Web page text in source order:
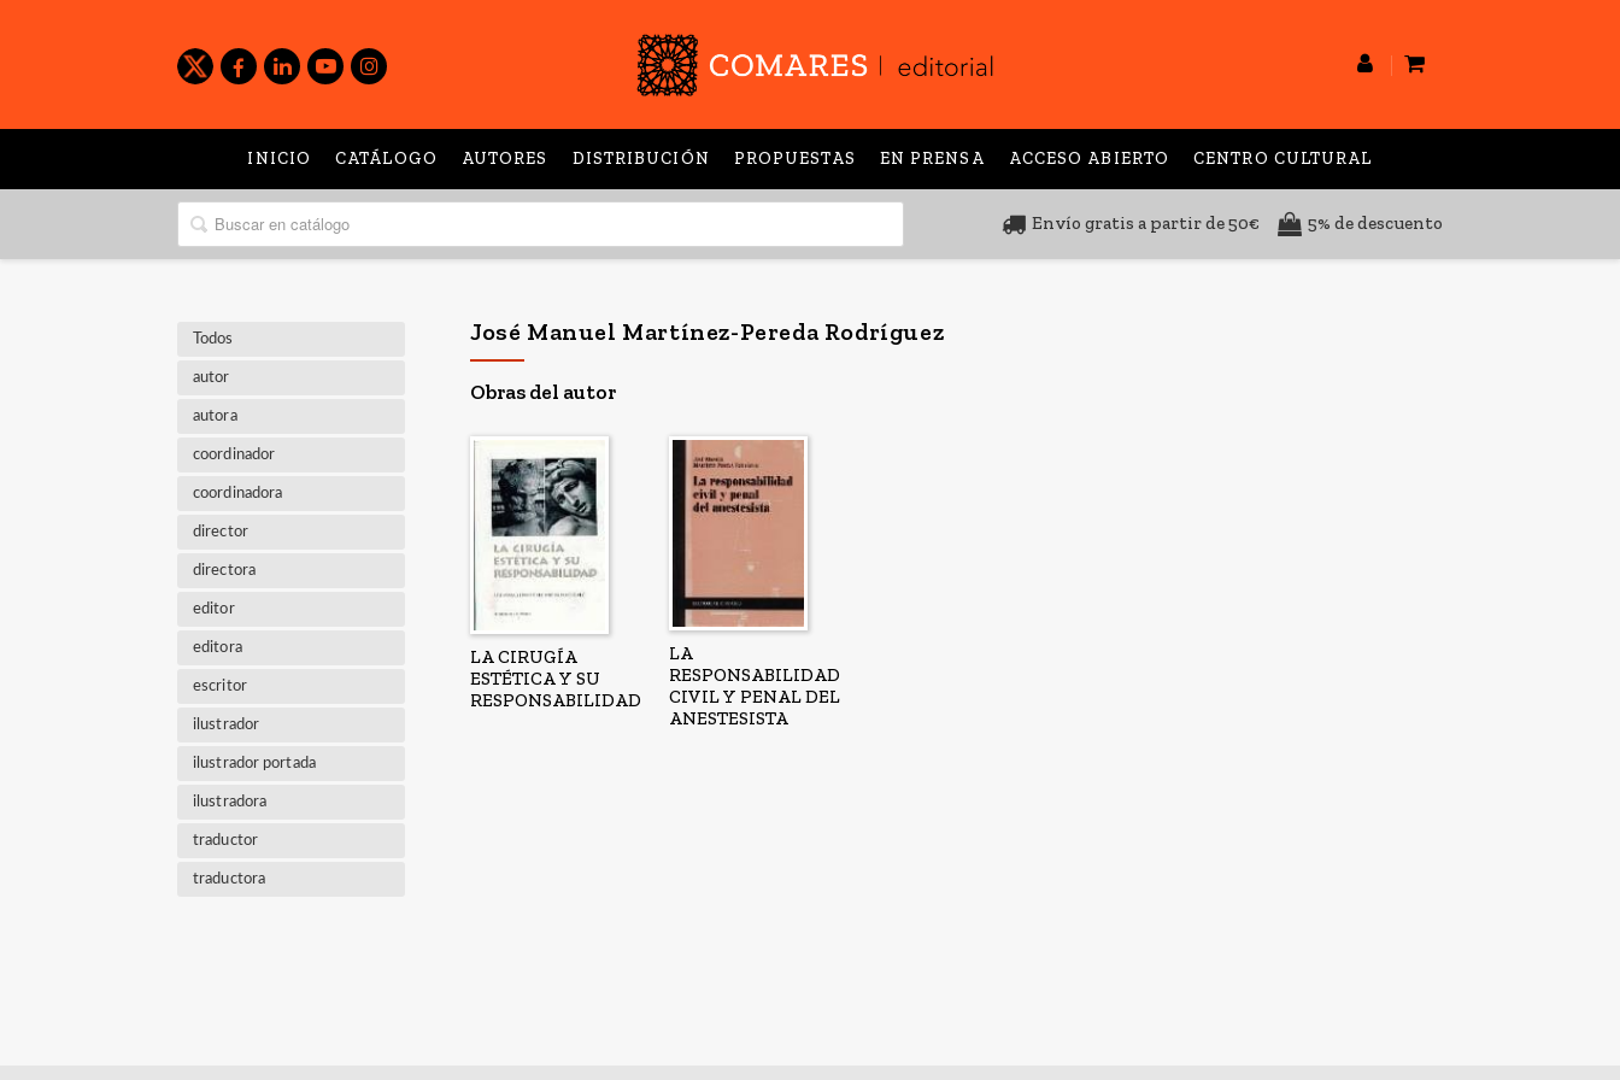
INICIO CATÁLOGO AUTORES DISTRIBUCIÓN PROPUESTAS EN PRENSA ACCESO ABIERTO CENTRO CULTURAL
Envío gratis a partir de 50€ 5% de descuento
Todos
autor
autora
coordinador
coordinadora
director
directora
editor
editora
escritor
ilustrador
ilustrador portada
ilustradora
traductor
traductora
José Manuel Martínez-Pereda Rodríguez
Obras del autor
LA CIRUGÍA
ESTÉTICA Y SU
RESPONSABILIDAD
LA
RESPONSABILIDAD
CIVIL Y PENAL DEL
ANESTESISTA